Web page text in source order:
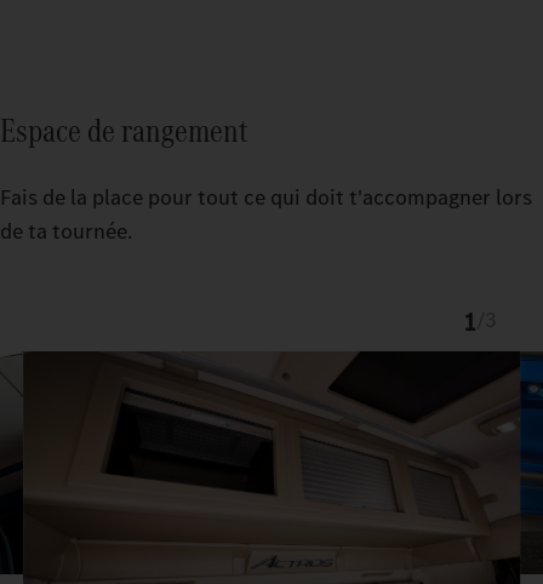
Espace de rangement
Fais de la place pour tout ce qui doit t'accompagner lors
de ta tournée.
1